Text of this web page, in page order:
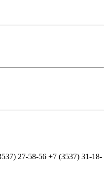
27-58-56 +7 (3537) 31-18-